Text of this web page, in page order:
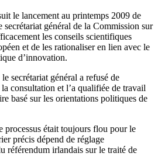
le lancement au printemps 2009 de
secrétariat général de la Commission sur
les conseils scientifiques
et de les rationaliser en lien avec le
d’innovation.
secrétariat général a refusé de
consultation et l’a qualifiée de travail
basé sur les orientations politiques de
processus était toujours flou pour le
précis dépend de réglage
référendum irlandais sur le traité de